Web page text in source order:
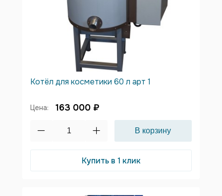
Котёл для косметики 60 л арт 1
Цена: 163 000 ₽
Купить в 1 клик